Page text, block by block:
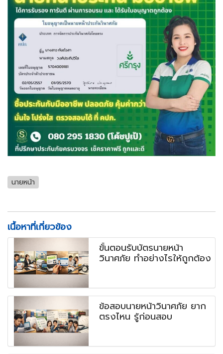
นายหน้า
เนื้อหาที่เกี่ยวข้อง
ขั้นตอนรับบัตรนายหน้า
วินาศภัย ทำอย่างไรให้ถูกต้อง
ข้อสอบนายหน้าวินาศภัย ยาก
ตรงไหน รู้ก่อนสอบ